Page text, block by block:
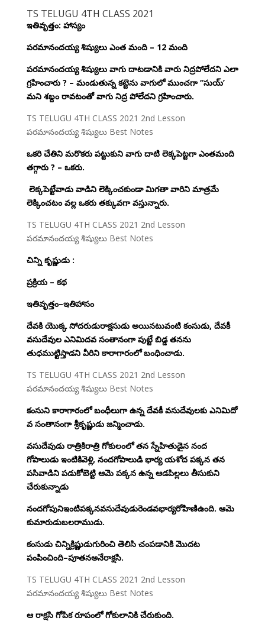
TS TELUGU 4TH CLASS 2021
ఇతివృత్తం: హాస్యం
పరమానందయ్య శిష్యులు ఎంత మంది – 12 మంది
పరమానందయ్య శిష్యులు వాగు దాటడానికి వారు నిద్రపోలేదని ఎలా
గ్రహించారు ? – మండుతున్న కట్టెను వాగులో ముంచగా “సుయ్’
మని శబ్దం రావటంతో వాగు నిద్ర పోలేదని గ్రహించారు.
TS TELUGU 4TH CLASS 2021 2nd Lesson
పరమానందయ్య శిష్యులు Best Notes
ఒకరి చేతిని మరొకరు పట్టుకుని వాగు దాటి లెక్కపెట్టగా ఎంతమంది
తగ్గారు ? – ఒకరు.
లెక్కపెట్టేవాడు వాడిని లెక్కించకుండా మిగతా వారిని మాత్రమే
లెక్కించటం వల్ల ఒకరు తక్కువగా వస్తున్నారు.
TS TELUGU 4TH CLASS 2021 2nd Lesson
పరమానందయ్య శిష్యులు Best Notes
చిన్ని కృష్ణుడు :
ప్రక్రియ – కథ
ఇతివృత్తం–ఇతిహాసం
దేవకి యొక్క సోదరుడురాక్షసుడు అయినటువంటి కంసుడు, దేవకీ
వసుదేవుల ఎనిమిదవ సంతానంగా పుట్టే బిడ్డ తనను
తుధముట్టిస్తాడని వీరిని కారాగారంలో బంధించాడు.
TS TELUGU 4TH CLASS 2021 2nd Lesson
పరమానందయ్య శిష్యులు Best Notes
కంసుని కారాగారంలో బంధీలుగా ఉన్న దేవకీ వసుదేవులకు ఎనిమిదో
వ సంతానంగా శ్రీకృష్ణుడు జన్మించాడు.
వసుదేవుడు రాత్రికిరాత్రి గోకులంలో తన స్నేహితుడైన నంద
గోపాలుడు ఇంటికివెళ్లి, నందగోపాలుడి భార్య యశోద పక్కన తన
పసివాడిని పడుకోబెట్టి ఆమె పక్కన ఉన్న ఆడపిల్లలు తీసుకుని
చేరుకున్నాడు
నందగోపునిఇంటిపక్కనవసుదేవుడురెండవభార్యరోహిణిఉంది. ఆమె
కుమారుడుబలరాముడు.
కంసుడు చిన్నిక్రిష్ణుడుగురించి తెలిసి చంపడానికి మొదట
పంపించింది–పూతనఅనేరాక్షసి.
TS TELUGU 4TH CLASS 2021 2nd Lesson
పరమానందయ్య శిష్యులు Best Notes
ఆ రాక్షసి గోపిక రూపంలో గోకులానికి చేరుకుంది.